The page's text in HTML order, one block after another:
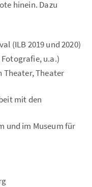
hinein. Dazu
(ILB 2019 und 2020)
u.a.)
Theater, Theater
mit den
und im Museum für